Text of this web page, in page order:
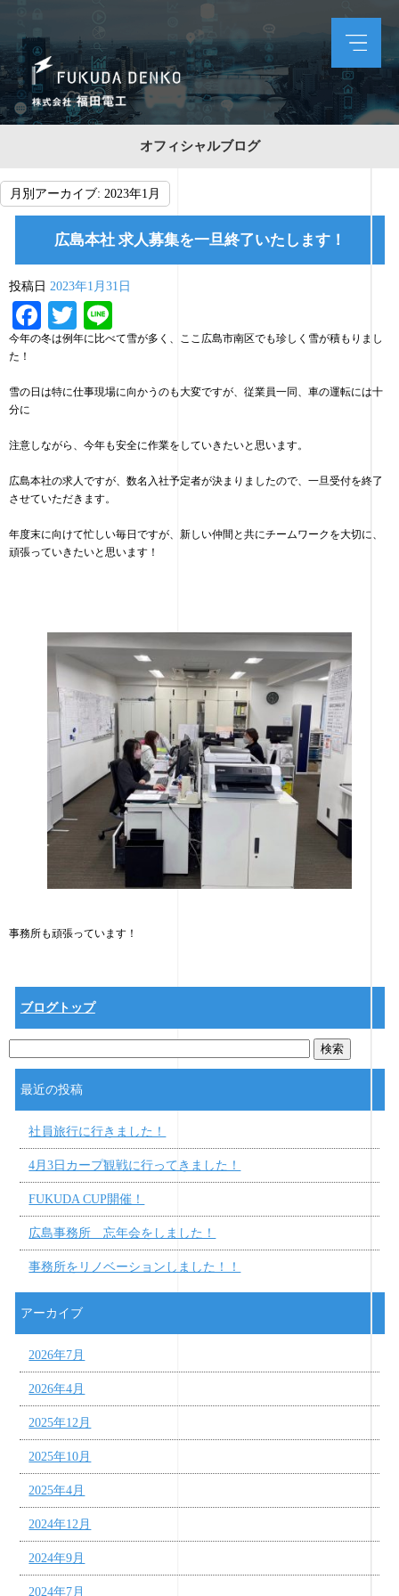
オフィシャルブログ
月別アーカイブ: 2023年1月
広島本社 求人募集を一旦終了いたします！
投稿日 2023年1月31日
Facebook
Twitter
今年の冬は例年に比べて雪が多く、ここ広島市南区でも珍しく雪が積もりまし
た！
雪の日は特に仕事現場に向かうのも大変ですが、従業員一同、車の運転には十
分に
注意しながら、今年も安全に作業をしていきたいと思います。
広島本社の求人ですが、数名入社予定者が決まりましたので、一旦受付を終了
させていただきます。
年度末に向けて忙しい毎日ですが、新しい仲間と共にチームワークを大切に、
頑張っていきたいと思います！
事務所も頑張っています！
ブログトップ
最近の投稿
社員旅行に行きました！
4月3日カープ観戦に行ってきました！
FUKUDA CUP開催！
広島事務所 忘年会をしました！
事務所をリノベーションしました！！
アーカイブ
2026年7月
2026年4月
2025年12月
2025年10月
2025年4月
2024年12月
2024年9月
2024年7月